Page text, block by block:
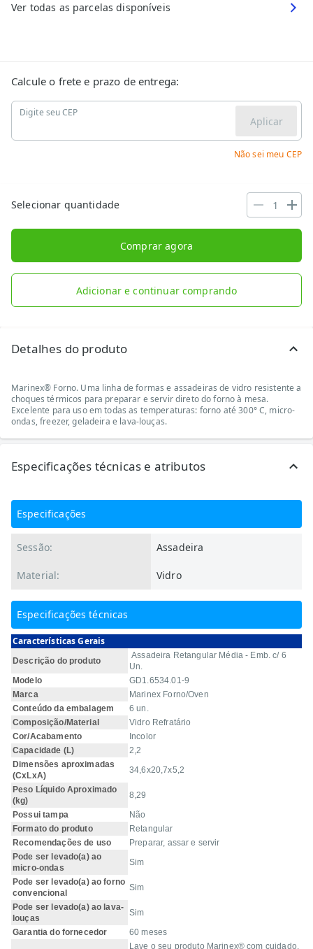
Ver todas as parcelas disponíveis
Calcule o frete e prazo de entrega:
Digite seu CEP
Aplicar
Não sei meu CEP
Selecionar quantidade
Comprar agora
Adicionar e continuar comprando
Detalhes do produto
Marinex® Forno. Uma linha de formas e assadeiras de vidro resistente a
choques térmicos para preparar e servir direto do forno à mesa.
Excelente para uso em todas as temperaturas: forno até 300° C, micro-
ondas, freezer,geladeira e lava-louças.
Especificações técnicas e atributos
Especificações
Sessão: Assadeira
Material: Vidro
Especificações técnicas
Características Gerais
Descrição do produto
Assadeira Retangular Média - Emb. c/ 6
Un.
Modelo
GD1.6534.01-9
Marca
Marinex Forno/Oven
Conteúdo da embalagem
6 un.
Composição/Material
Vidro Refratário
Cor/Acabamento
Incolor
Capacidade (L)
2,2
Dimensões aproximadas
(CxLxA)
34,6x20,7x5,2
Peso Líquido Aproximado
(kg)
8,29
Possui tampa
Não
Formato do produto
Retangular
Recomendações de uso
Preparar, assar e servir
Pode ser levado(a) ao
micro-ondas
Sim
Pode ser levado(a) ao forno
convencional
Sim
Pode ser levado(a) ao lava-
louças
Sim
Garantia do fornecedor
60 meses
Lave o seu produto Marinex® com cuidado,